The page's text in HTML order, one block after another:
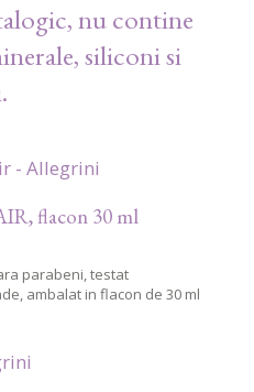
nu contine
siliconi si
flacon 30 ml
parabeni, testat
ambalat in flacon de 30 ml